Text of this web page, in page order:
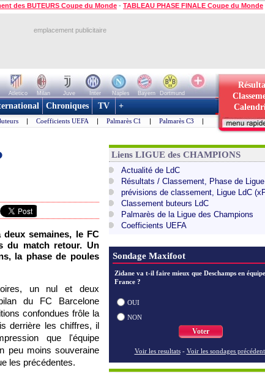
des BUTEURS Coupe du Monde - TABLEAU PHASE FINALE Coupe du Monde
emplacement publicitaire
Atletico Milan Juve Inter Naples Bayern
Dortmund
Chroniques TV +
| Coefficients UEFA | Palmarès C1 | Palmarès C3 |
semaines, le FC
du match retour. Un
la phase de poules
un nul et deux
du FC Barcelone
confondues frôle la
derrière les chiffres, il
que l'équipe
peu moins souveraine
les précédentes.
Liens LIGUE des CHAMPIONS
Actualité de LdC
Résultats / Classement, Phase de Ligue
prévisions de classement, Ligue LdC
Classement buteurs LdC
Palmarès de la Ligue des Champions
Coefficients UEFA
Sondage Maxifoot
Zidane va t-il faire mieux que Deschamps en
France ?
OUI
NON
Voter
Voir les resultats - Voir les sondages